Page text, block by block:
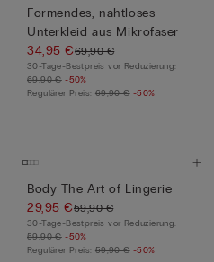
Formendes, nahtloses
Unterkleid aus Mikrofaser
34,95 €69,90 €
30-Tage-Bestpreis vor Reduzierung:
69,90 € -50%
Regulärer Preis: 69,90 € -50%
Body The Art of Lingerie
29,95 €59,90 €
30-Tage-Bestpreis vor Reduzierung:
59,90 € -50%
Regulärer Preis: 59,90 € -50%